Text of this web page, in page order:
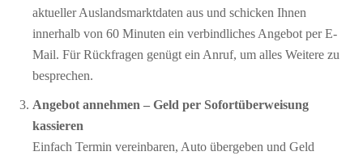
aktueller Auslandsmarktdaten aus und schicken Ihnen
innerhalb von 60 Minuten ein verbindliches Angebot per E-
Mail. Für Rückfragen genügt ein Anruf, um alles Weitere zu
besprechen.
Angebot annehmen – Geld per Sofort­überweisung
kassieren
Einfach Termin vereinbaren, Auto übergeben und Geld